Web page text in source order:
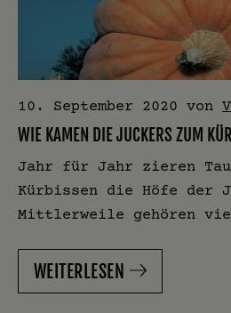
10. September 2020 von
WIE KAMEN DIE JUCKERS ZUM
Jahr für Jahr zieren
Kürbissen die Höfe der
Mittlerweile gehören
WEITERLESEN